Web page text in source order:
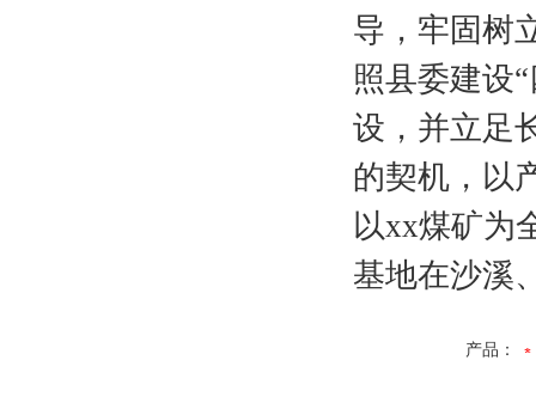
导，牢固树
照县委建设
设，并立足
的契机，以
以xx煤矿为
基地在沙溪
产品：